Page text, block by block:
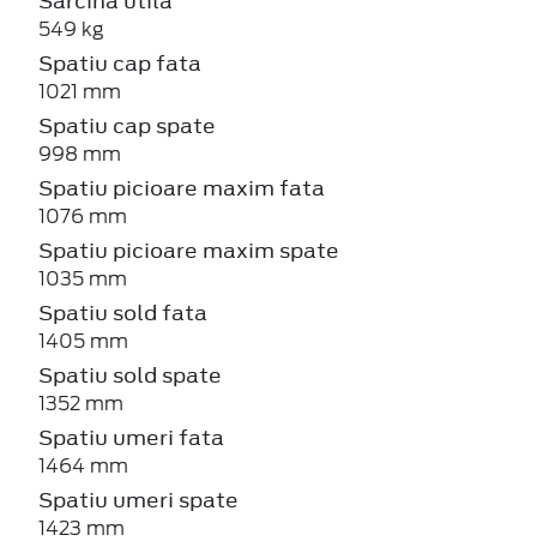
549 kg
Spatiu cap fata
1021 mm
Spatiu cap spate
998 mm
Spatiu picioare maxim fata
1076 mm
Spatiu picioare maxim spate
1035 mm
Spatiu sold fata
1405 mm
Spatiu sold spate
1352 mm
Spatiu umeri fata
1464 mm
Spatiu umeri spate
1423 mm